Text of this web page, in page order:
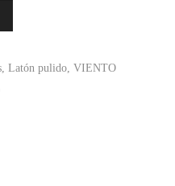
, Latón pulido, VIENTO